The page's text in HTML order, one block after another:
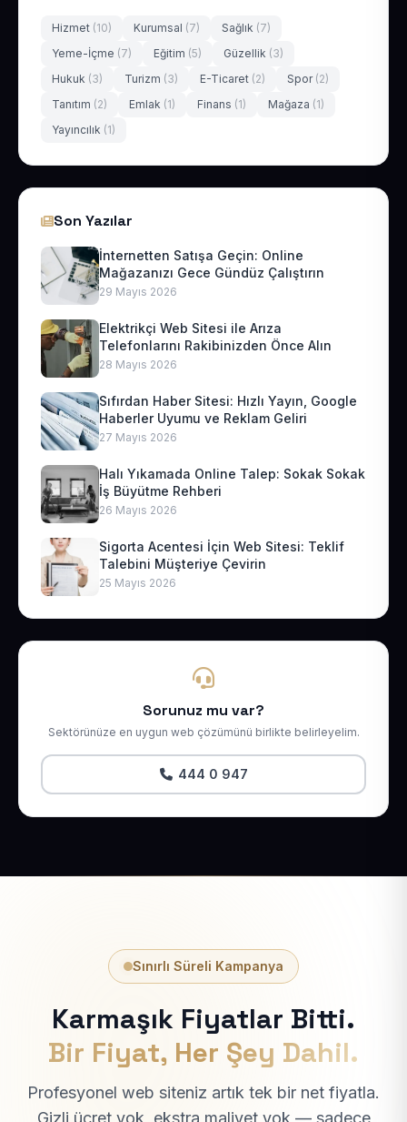
Hizmet (10) Kurumsal (7) Sağlık (7)
Yeme-İçme (7) Eğitim (5) Güzellik (3)
Hukuk (3) Turizm (3) E-Ticaret (2) Spor (2)
Tanıtım (2) Emlak (1) Finans (1) Mağaza (1)
Yayıncılık (1)
Son Yazılar
İnternetten Satışa Geçin: Online
Mağazanızı Gece Gündüz Çalıştırın
29 Mayıs 2026
Elektrikçi Web Sitesi ile Arıza
Telefonlarını Rakibinizden Önce Alın
28 Mayıs 2026
Sıfırdan Haber Sitesi: Hızlı Yayın, Google
Haberler Uyumu ve Reklam Geliri
27 Mayıs 2026
Halı Yıkamada Online Talep: Sokak Sokak
İş Büyütme Rehberi
26 Mayıs 2026
Sigorta Acentesi İçin Web Sitesi: Teklif
Talebini Müşteriye Çevirin
25 Mayıs 2026
Sorunuz mu var?
Sektörünüze en uygun web çözümünü birlikte belirleyelim.
444 0 947
Sınırlı Süreli Kampanya
Karmaşık Fiyatlar Bitti.
Bir Fiyat, Her Şey Dahil.
Profesyonel web siteniz artık tek bir net fiyatla.
Gizli ücret yok, ekstra maliyet yok — sadece